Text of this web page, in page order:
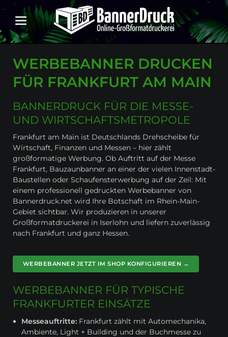
WERBEBANNER DRUCKEN
FÜR FRANKFURT AM MAIN
BANNERDRUCK FÜR DIE MESSE-
UND WIRTSCHAFTSMETROPOLE
Frankfurt am Main ist Deutschlands Drehscheibe für
Wirtschaft, Finanzen und Messen – hier zählt
großformatige Werbung. Ob Auftritt auf der Messe
Frankfurt, Bauzaunbanner an einer der vielen Innenstadt-
Baustellen oder Schaufensterwerbung auf der Zeil: Mit
einem professionell gedruckten Werbebanner von
Bannerdruck.net wird Ihre Botschaft im Rhein-Main-
Gebiet sichtbar. Wir produzieren in unserer
Großformatdruckerei in Iserlohn und liefern zuverlässig
nach Frankfurt und ganz Hessen.
WERBEBANNER JETZT IM SHOP KONFIGURIEREN →
WERBEBANNER FÜR TYPISCHE
FRANKFURTER EINSÄTZE
Messeauftritte: Frankfurt zählt mit Automechanika,
Ambiente, Light + Building und der Buchmesse zu